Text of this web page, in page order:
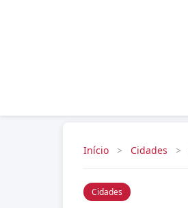
Início > Cidades >
Cidades